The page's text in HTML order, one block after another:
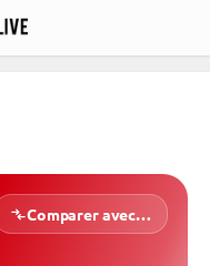
Comparer avec…